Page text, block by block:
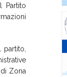
Partito
Zona